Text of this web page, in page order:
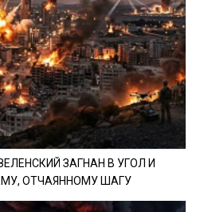
ЗАГНАН В УГОЛ И
ОТЧАЯННОМУ ШАГУ